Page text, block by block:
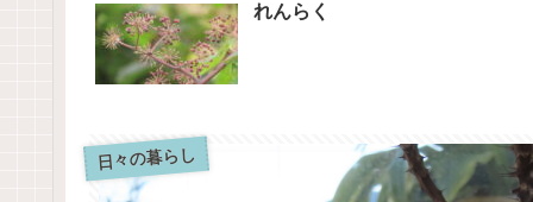
れんらく
日々の暮らし